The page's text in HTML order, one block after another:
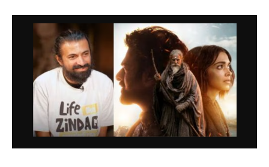
n
e
2
6
,
2
0
2
4